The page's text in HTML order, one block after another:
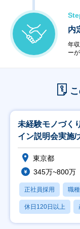
内
年
ー
未経験モノづく
イン説明会実施/
東京都
345万~800万
正社員採用 職
休日120日以上